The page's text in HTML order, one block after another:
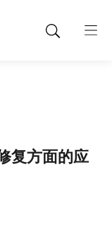
复方面的应